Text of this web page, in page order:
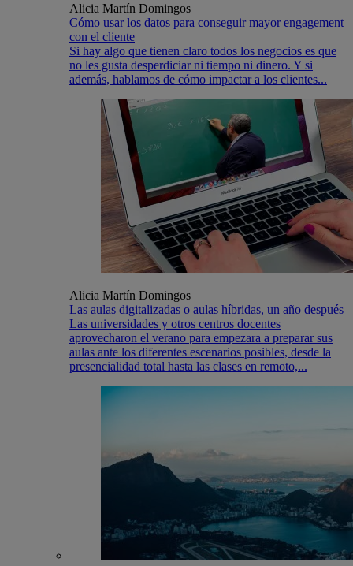
Alicia Martín Domingos
Cómo usar los datos para conseguir mayor engagement
con el cliente
Si hay algo que tienen claro todos los negocios es que
no les gusta desperdiciar ni tiempo ni dinero. Y si
además, hablamos de cómo impactar a los clientes...
Alicia Martín Domingos
Las aulas digitalizadas o aulas híbridas, un año después
Las universidades y otros centros docentes
aprovecharon el verano para empezara a preparar sus
aulas ante los diferentes escenarios posibles, desde la
presencialidad total hasta las clases en remoto,...